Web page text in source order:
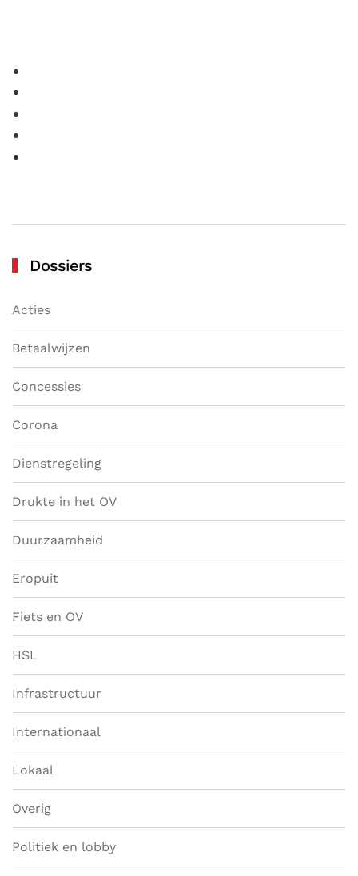
Dossiers
Acties
Betaalwijzen
Concessies
Corona
Dienstregeling
Drukte in het OV
Duurzaamheid
Eropuit
Fiets en OV
HSL
Infrastructuur
Internationaal
Lokaal
Overig
Politiek en lobby